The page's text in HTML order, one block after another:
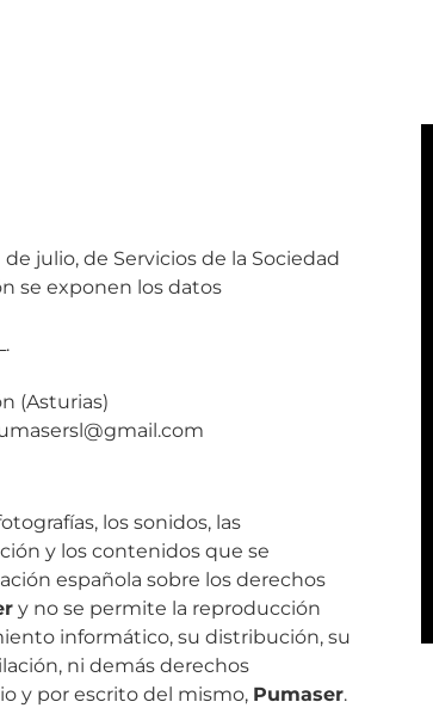
julio, de Servicios de la Sociedad
se exponen los datos
(Asturias)
los sonidos, las
y los contenidos que se
española sobre los derechos
y no se permite la reproducción
informático, su distribución, su
ni demás derechos
y por escrito del mismo, Pumaser.